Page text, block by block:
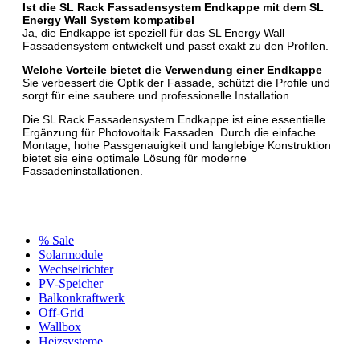
Ist die SL Rack Fassadensystem Endkappe mit dem SL
Energy Wall System kompatibel
Ja, die Endkappe ist speziell für das SL Energy Wall
Fassadensystem entwickelt und passt exakt zu den Profilen.
Welche Vorteile bietet die Verwendung einer Endkappe
Sie verbessert die Optik der Fassade, schützt die Profile und
sorgt für eine saubere und professionelle Installation.
Die SL Rack Fassadensystem Endkappe ist eine essentielle
Ergänzung für Photovoltaik Fassaden. Durch die einfache
Montage, hohe Passgenauigkeit und langlebige Konstruktion
bietet sie eine optimale Lösung für moderne
Fassadeninstallationen.
% Sale
Solarmodule
Wechselrichter
PV-Speicher
Balkonkraftwerk
Off-Grid
Wallbox
Heizsysteme